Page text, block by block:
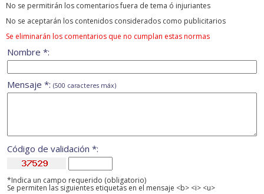
No se permitirán los comentarios fuera de tema ó injuriantes
No se aceptarán los contenidos considerados como publicitarios
Se eliminarán los comentarios que no cumplan estas normas
Nombre *:
Mensaje *: (500 caracteres máx)
Código de validación *:
*Indica un campo requerido (obligatorio)
Se permiten las siguientes etiquetas en el mensaje <b> <i> <u>